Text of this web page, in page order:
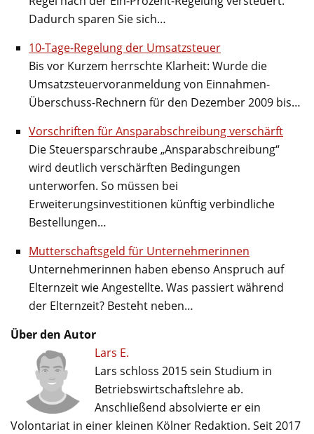
Dadurch sparen Sie sich…
10-Tage-Regelung der Umsatzsteuer
Bis vor Kurzem herrschte Klarheit: Wurde die
Umsatzsteuervoranmeldung von Einnahmen-
Überschuss-Rechnern für den Dezember 2009 bis…
Vorschriften für Ansparabschreibung verschärft
Die Steuersparschraube „Ansparabschreibung“
wird deutlich verschärften Bedingungen
unterworfen. So müssen bei
Erweiterungsinvestitionen künftig verbindliche
Bestellungen…
Mutterschaftsgeld für Unternehmerinnen
Unternehmerinnen haben ebenso Anspruch auf
Elternzeit wie Angestellte. Was passiert während
der Elternzeit? Besteht neben…
Über den Autor
Lars E.
Lars schloss 2015 sein Studium in
Betriebswirtschaftslehre ab.
Anschließend absolvierte er ein
Volontariat in einer kleinen Kölner Redaktion. Seit 2017